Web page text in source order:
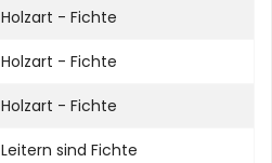
Holzart - Fichte
Holzart - Fichte
Holzart - Fichte
Leitern sind Fichte